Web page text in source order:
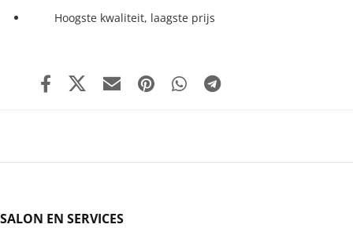
Hoogste kwaliteit, laagste prijs
SALON EN SERVICES